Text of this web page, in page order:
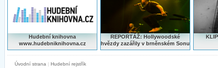
Hudební knihovna
www.hudebniknihovna.cz
REPORTÁŽ: Hollywoodské
hvězdy zazářily v brněnském Sonu
Úvodní strana | Hudební rejstřík